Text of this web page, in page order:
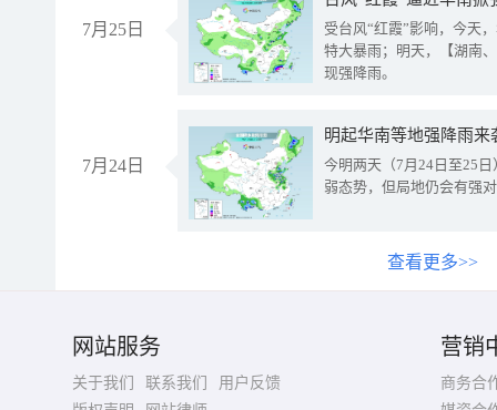
7月25日
受台风“红霞”影响，今天
特大暴雨；明天，【湖南
现强降雨。
7月24日
明起华南等地强降雨
今明两天（7月24日至25
弱态势，但局地仍会有强
查看更多>>
网站服务
关于我们 联系我们
用户反馈
营销
商务合